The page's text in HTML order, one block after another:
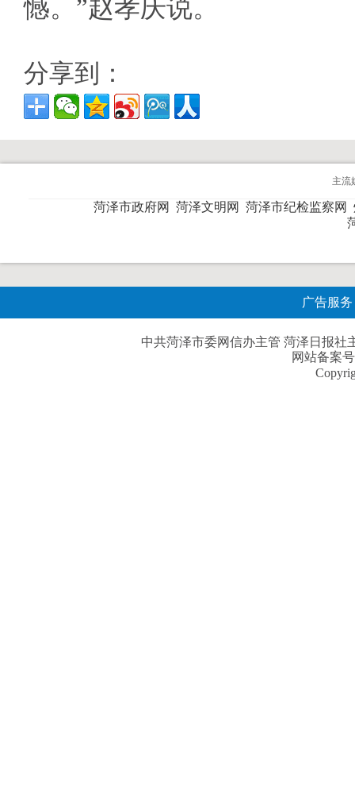
憾。”赵孝庆说。
分享到：
主流
菏泽市政府网 菏泽文明网 菏泽市纪检监察网
广告服务
中共菏泽市委网信办主管 菏泽日报社
网站备案